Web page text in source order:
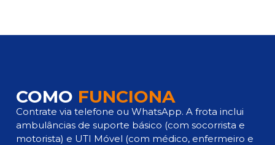
COMO FUNCIONA
Contrate via telefone ou WhatsApp. A frota inclui
ambulâncias de suporte básico (com socorrista e
motorista) e UTI Móvel (com médico, enfermeiro e